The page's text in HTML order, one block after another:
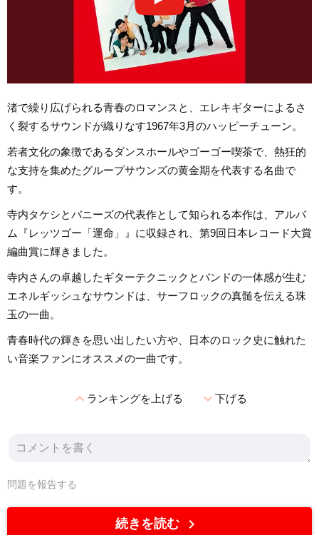
渚で繰り広げられる青春のロマンスと、エレキギターによるさ
く裂するサウンドが織りなす1967年3月のハッピーチューン。
若者文化の象徴であるダンスホールやゴーゴー喫茶で、熱狂的
な支持を集めたグループサウンズの黄金期を代表する名曲で
す。
寺内タケシとバニーズの代表作として知られる本作は、アルバ
ム『レッツゴー「運命」』に収録され、第9回日本レコード大賞
編曲賞に輝きました。
寺内さんの卓越したギターテクニックとバンドの一体感が生む
エネルギッシュなサウンドは、サーフロックの真髄を伝える珠
玉の一曲。
青春時代の輝きを思い出したい方や、日本のロック史に触れた
い音楽ファンにオススメの一曲です。
expand_lessランキングを上げる expand_more下げる
問題を報告する
続きを読む chevron_right